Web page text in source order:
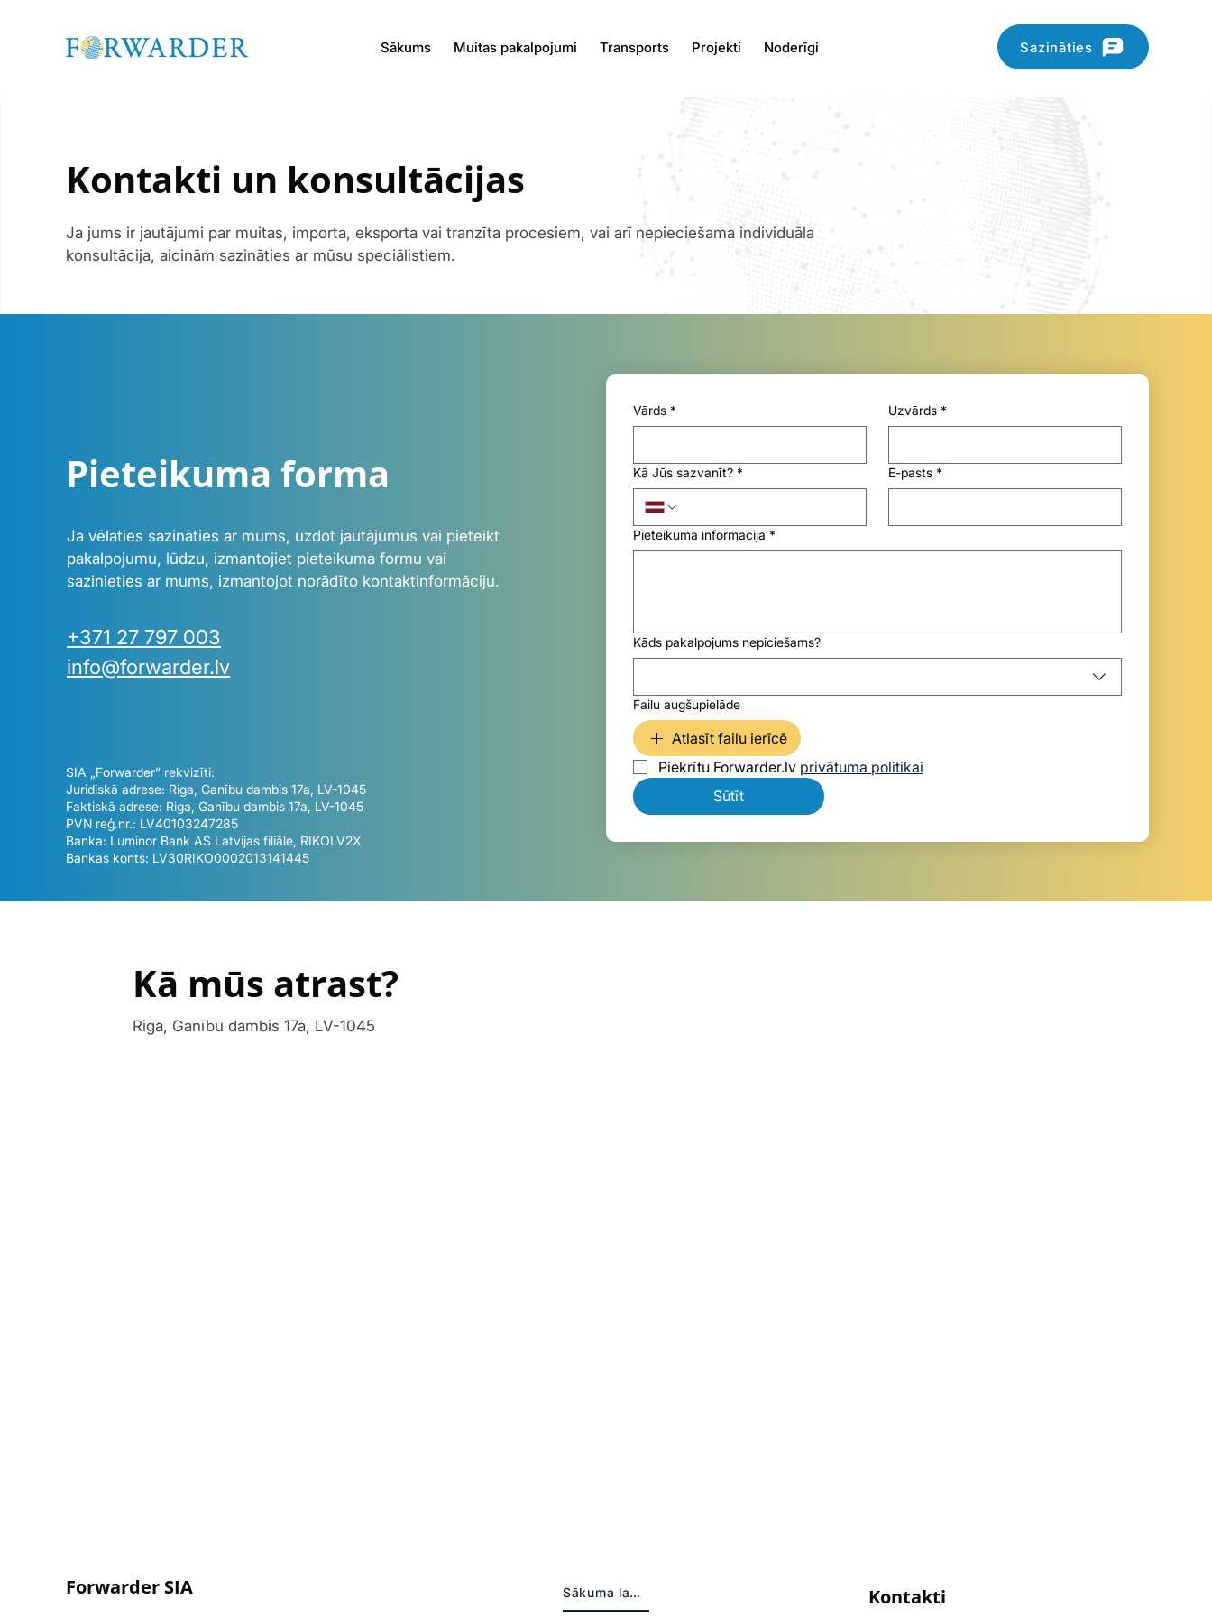
Sākums Muitas pakalpojumi Transports Projekti Noderīgi Sazināties
Kontakti un konsultācijas
Ja jums ir jautājumi par muitas, importa, eksporta vai tranzīta procesiem, vai arī nepieciešama individuāla
konsultācija, aicinām sazināties ar mūsu speciālistiem.
Pieteikuma forma
Ja vēlaties sazināties ar mums, uzdot jautājumus vai pieteikt
pakalpojumu, lūdzu, izmantojiet pieteikuma formu vai
sazinieties ar mums, izmantojot norādīto kontaktinformāciju.
+371 27 797 003
info@forwarder.lv
SIA „Forwarder” rekvizīti:
Juridiskā adrese: Riga, Ganību dambis 17a, LV-1045
Faktiskā adrese: Riga, Ganību dambis 17a, LV-1045
PVN reģ.nr.: LV40103247285
Banka: Luminor Bank AS Latvijas filiāle, RIKOLV2X
Bankas konts: LV30RIKO0002013141445
Vārds * Uzvārds *
Kā Jūs sazvanīt? * E-pasts *
Pieteikuma informācija *
Kāds pakalpojums nepiciešams?
Failu augšupielāde
Atlasīt failu ierīcē
Piekrītu Forwarder.lv privātuma politikai
Sūtīt
Kā mūs atrast?
Riga, Ganību dambis 17a, LV-1045
Forwarder SIA Sākuma lapa Kontakti